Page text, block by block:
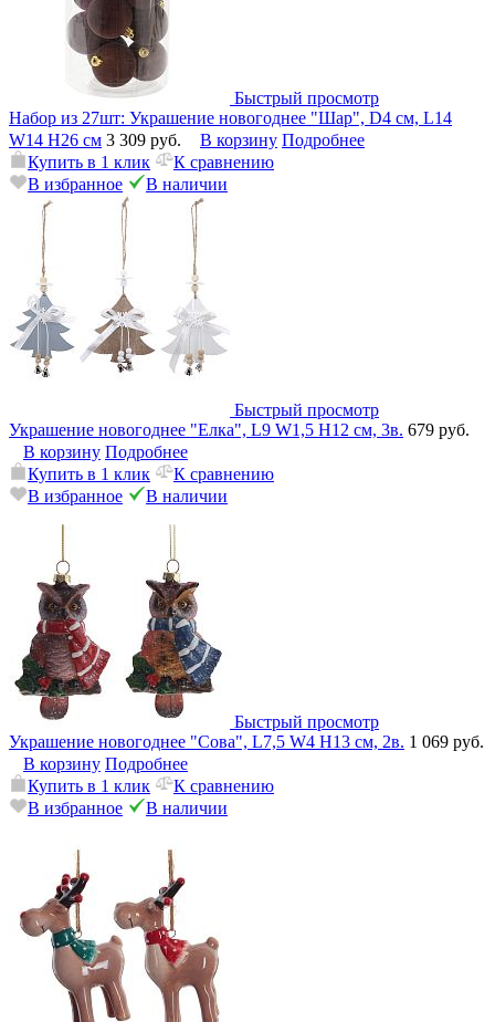
Быстрый просмотр
Набор из 27шт: Украшение новогоднее "Шар", D4 см, L14
W14 H26 см 3 309 руб. В корзину Подробнее
Купить в 1 клик
К сравнению
В избранное
В наличии
Быстрый просмотр
Украшение новогоднее "Елка", L9 W1,5 H12 см, 3в. 679 руб.
В корзину Подробнее
Купить в 1 клик
К сравнению
В избранное
В наличии
Быстрый просмотр
Украшение новогоднее "Сова", L7,5 W4 H13 см, 2в. 1 069 руб.
В корзину Подробнее
Купить в 1 клик
К сравнению
В избранное
В наличии